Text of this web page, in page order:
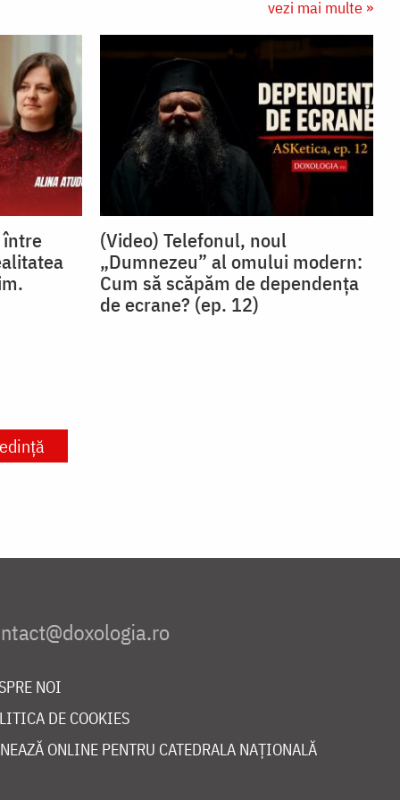
vezi mai multe »
între
(Video) Telefonul, noul
„Dumnezeu” al omului modern:
Cum să scăpăm de dependența
de ecrane? (ep. 12)
NOI
DE COOKIES
ONLINE PENTRU CATEDRALA NAȚIONALĂ